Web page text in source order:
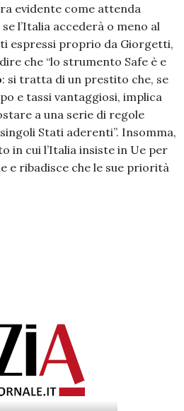
evidente come attenda
l’Italia accederà o meno al
espressi proprio da Giorgetti,
che “lo strumento Safe è e
: si tratta di un prestito che, se
e tassi vantaggiosi, implica
a una serie di regole
Stati aderenti”. Insomma,
in cui l’Italia insiste in Ue per
e ribadisce che le sue priorità